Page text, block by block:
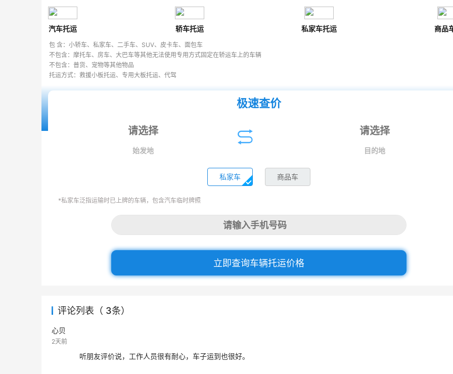
汽车托运 轿车托运 私家车托运 商品
包 含：小轿车、私家车、二手车、SUV、皮卡车、面包车
不包含：摩托车、房车、大巴车等其他无法使用专用方式固定在轿运车上的车辆
不包含：普货、宠物等其他物品
托运方式：救援小板托运、专用大板托运、代驾
极速查价
始发地 目的地
私家车 商品车
*私家车泛指运输时已上牌的车辆，包含汽车临时牌照
立即查询车辆托运价格
评论列表（ 3条）
心贝
2天前
听朋友评价说，工作人员很有耐心，车子运到也很好。